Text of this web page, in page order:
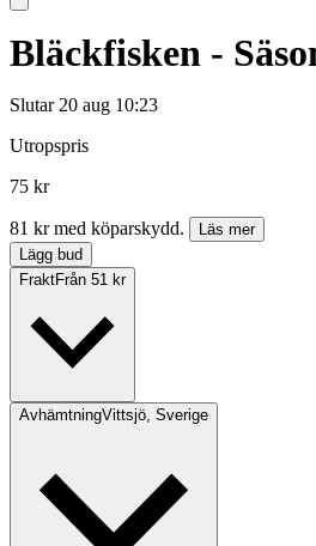
Bläckfisken -
Slutar 20 aug 10:23
Utropspris
75 kr
81 kr med köparskydd.
Läs mer
Lägg bud
FraktFrån 51 kr
AvhämtningVittsjö, Sverige